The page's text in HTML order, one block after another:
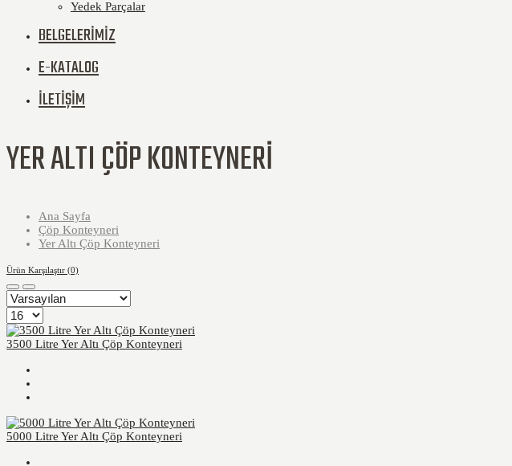
Yedek Parçalar
BELGELERİMİZ
E-KATALOG
İLETİŞİM
YER ALTI ÇÖP KONTEYNERI
Ana Sayfa
Çöp Konteyneri
Yer Altı Çöp Konteyneri
Ürün Karşılaştır (0)
3500 Litre Yer Altı Çöp Konteyneri
5000 Litre Yer Altı Çöp Konteyneri